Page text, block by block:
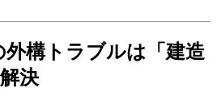
外構トラブルは「建造
決